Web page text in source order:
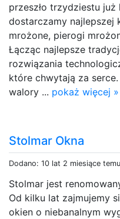
przeszło trzydziestu już
dostarczamy najlepszej
mrożone, pierogi
Łącząc najlepsze
rozwiązania
które chwytają za
walory ... pokaż więcej »
Stolmar Okna
Dodano: 10 lat 2 miesiące temu
Stolmar jest
Od kilku lat zajmujemy
okien o niebanalnym